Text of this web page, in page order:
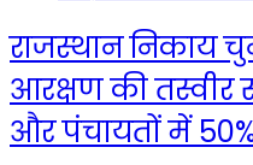
राजस्थान निकाय
आरक्षण की तस्वीर
और पंचायतों में